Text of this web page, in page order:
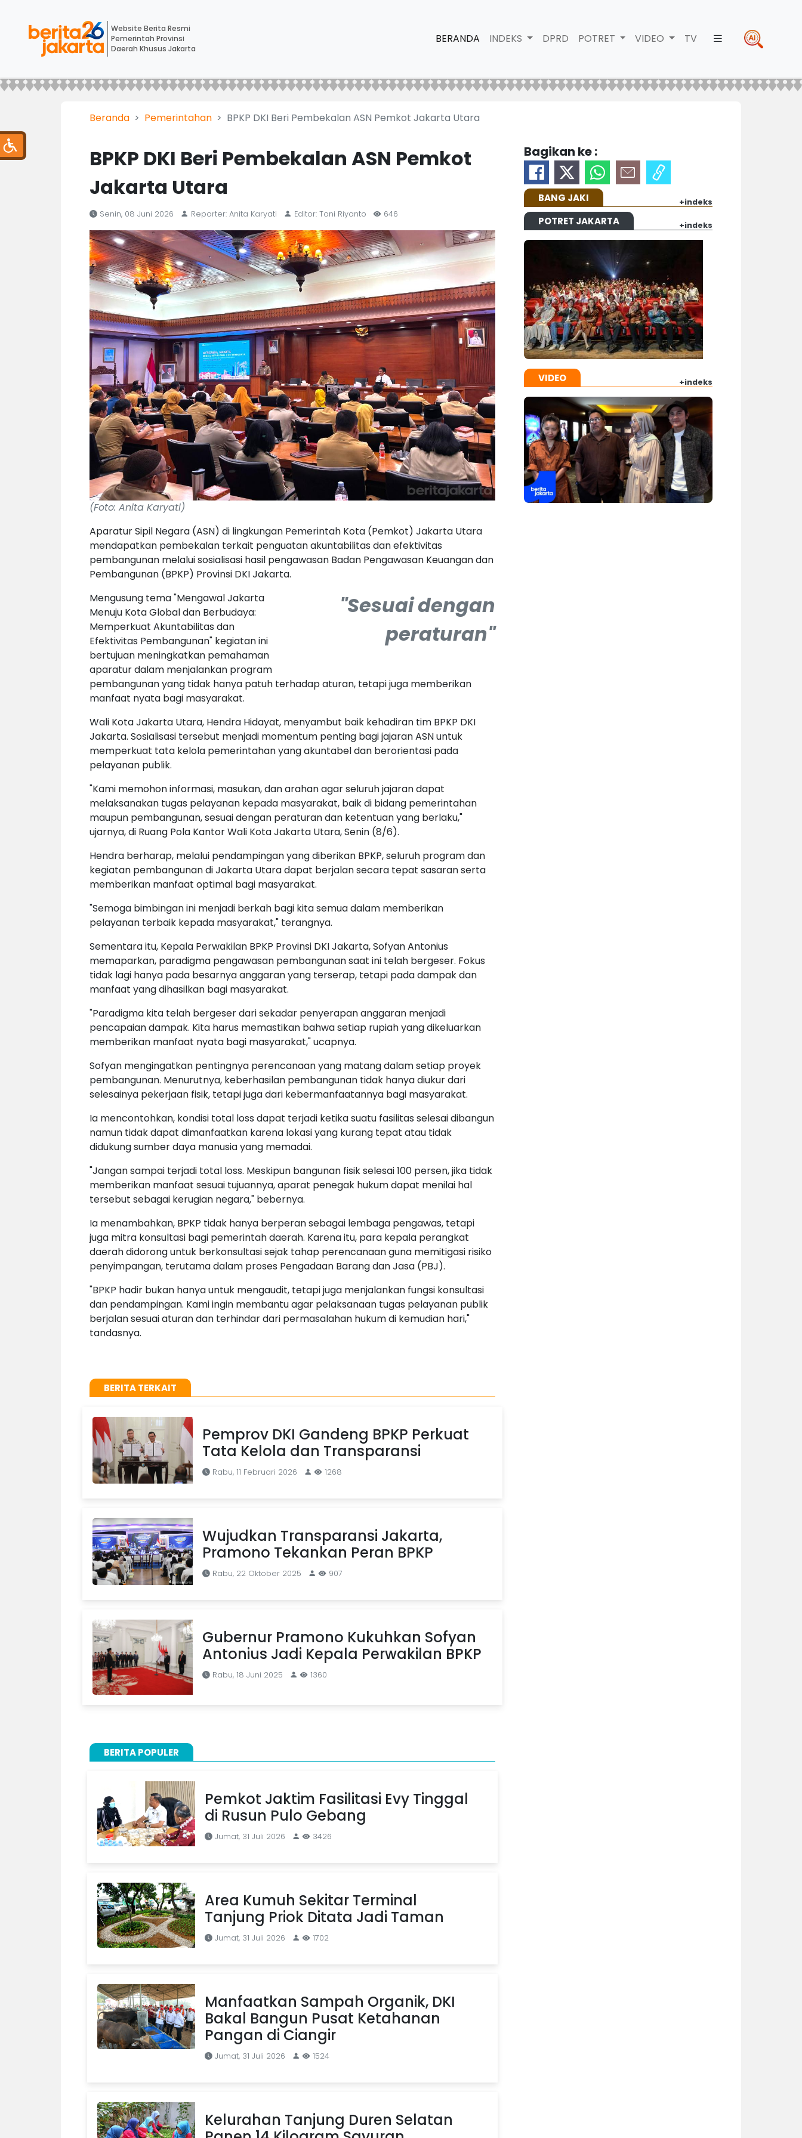
Website Berita Resmi
Pemerintah Provinsi
Daerah Khusus Jakarta
BERANDA INDEKS DPRD POTRET VIDEO TV
Beranda Pemerintahan BPKP DKI Beri Pembekalan ASN Pemkot Jakarta Utara
BPKP DKI Beri Pembekalan ASN Pemkot
Jakarta Utara
Senin, 08 Juni 2026 Reporter: Anita Karyati Editor: Toni Riyanto 646
(Foto: Anita Karyati)
Aparatur Sipil Negara (ASN) di lingkungan Pemerintah Kota (Pemkot) Jakarta Utara
mendapatkan pembekalan terkait penguatan akuntabilitas dan efektivitas
pembangunan melalui sosialisasi hasil pengawasan Badan Pengawasan Keuangan dan
Pembangunan (BPKP) Provinsi DKI Jakarta.
"Sesuai dengan
peraturan"
Mengusung tema "Mengawal Jakarta
Menuju Kota Global dan Berbudaya:
Memperkuat Akuntabilitas dan
Efektivitas Pembangunan" kegiatan ini
bertujuan meningkatkan pemahaman
aparatur dalam menjalankan program
pembangunan yang tidak hanya patuh terhadap aturan, tetapi juga memberikan
manfaat nyata bagi masyarakat.
Wali Kota Jakarta Utara, Hendra Hidayat, menyambut baik kehadiran tim BPKP DKI
Jakarta. Sosialisasi tersebut menjadi momentum penting bagi jajaran ASN untuk
memperkuat tata kelola pemerintahan yang akuntabel dan berorientasi pada
pelayanan publik.
"Kami memohon informasi, masukan, dan arahan agar seluruh jajaran dapat
melaksanakan tugas pelayanan kepada masyarakat, baik di bidang pemerintahan
maupun pembangunan, sesuai dengan peraturan dan ketentuan yang berlaku,"
ujarnya, di Ruang Pola Kantor Wali Kota Jakarta Utara, Senin (8/6).
Hendra berharap, melalui pendampingan yang diberikan BPKP, seluruh program dan
kegiatan pembangunan di Jakarta Utara dapat berjalan secara tepat sasaran serta
memberikan manfaat optimal bagi masyarakat.
"Semoga bimbingan ini menjadi berkah bagi kita semua dalam memberikan
pelayanan terbaik kepada masyarakat," terangnya.
Sementara itu, Kepala Perwakilan BPKP Provinsi DKI Jakarta, Sofyan Antonius
memaparkan, paradigma pengawasan pembangunan saat ini telah bergeser. Fokus
tidak lagi hanya pada besarnya anggaran yang terserap, tetapi pada dampak dan
manfaat yang dihasilkan bagi masyarakat.
"Paradigma kita telah bergeser dari sekadar penyerapan anggaran menjadi
pencapaian dampak. Kita harus memastikan bahwa setiap rupiah yang dikeluarkan
memberikan manfaat nyata bagi masyarakat," ucapnya.
Sofyan mengingatkan pentingnya perencanaan yang matang dalam setiap proyek
pembangunan. Menurutnya, keberhasilan pembangunan tidak hanya diukur dari
selesainya pekerjaan fisik, tetapi juga dari kebermanfaatannya bagi masyarakat.
Ia mencontohkan, kondisi total loss dapat terjadi ketika suatu fasilitas selesai dibangun
namun tidak dapat dimanfaatkan karena lokasi yang kurang tepat atau tidak
didukung sumber daya manusia yang memadai.
"Jangan sampai terjadi total loss. Meskipun bangunan fisik selesai 100 persen, jika tidak
memberikan manfaat sesuai tujuannya, aparat penegak hukum dapat menilai hal
tersebut sebagai kerugian negara," bebernya.
Ia menambahkan, BPKP tidak hanya berperan sebagai lembaga pengawas, tetapi
juga mitra konsultasi bagi pemerintah daerah. Karena itu, para kepala perangkat
daerah didorong untuk berkonsultasi sejak tahap perencanaan guna memitigasi risiko
penyimpangan, terutama dalam proses Pengadaan Barang dan Jasa (PBJ).
"BPKP hadir bukan hanya untuk mengaudit, tetapi juga menjalankan fungsi konsultasi
dan pendampingan. Kami ingin membantu agar pelaksanaan tugas pelayanan publik
berjalan sesuai aturan dan terhindar dari permasalahan hukum di kemudian hari,"
tandasnya.
BERITA TERKAIT
Pemprov DKI Gandeng BPKP Perkuat
Tata Kelola dan Transparansi
Rabu, 11 Februari 2026 1268
Wujudkan Transparansi Jakarta,
Pramono Tekankan Peran BPKP
Rabu, 22 Oktober 2025 907
Gubernur Pramono Kukuhkan Sofyan
Antonius Jadi Kepala Perwakilan BPKP
Rabu, 18 Juni 2025 1360
BERITA POPULER
Pemkot Jaktim Fasilitasi Evy Tinggal
di Rusun Pulo Gebang
Jumat, 31 Juli 2026 3426
Area Kumuh Sekitar Terminal
Tanjung Priok Ditata Jadi Taman
Jumat, 31 Juli 2026 1702
Manfaatkan Sampah Organik, DKI
Bakal Bangun Pusat Ketahanan
Pangan di Ciangir
Jumat, 31 Juli 2026 1524
Kelurahan Tanjung Duren Selatan
Bagikan ke :
BANG JAKI +indeks
POTRET JAKARTA +indeks
VIDEO +indeks